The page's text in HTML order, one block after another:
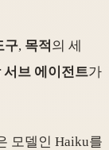
구, 목적 의 세
서브 에이전트가
모델인 Haiku를